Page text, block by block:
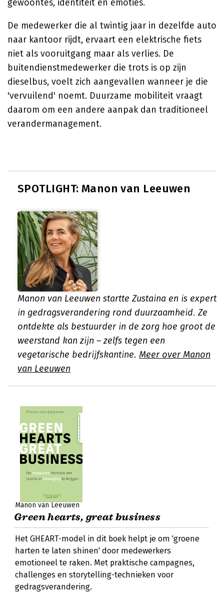
gewoontes, identiteit en emoties.
De medewerker die al twintig jaar in dezelfde auto
naar kantoor rijdt, ervaart een elektrische fiets
niet als vooruitgang maar als verlies. De
buitendienstmedewerker die trots is op zijn
dieselbus, voelt zich aangevallen wanneer je die
'vervuilend' noemt. Duurzame mobiliteit vraagt
daarom om een andere aanpak dan traditioneel
verandermanagement.
SPOTLIGHT: Manon van Leeuwen
Manon van Leeuwen startte Zustaina en is expert
in gedragsverandering rond duurzaamheid. Ze
ontdekte als bestuurder in de zorg hoe groot de
weerstand kan zijn – zelfs tegen een
vegetarische bedrijfskantine. Meer over Manon
van Leeuwen
Manon van Leeuwen
Green hearts, great business
Het GHEART-model in dit boek helpt je om 'groene
harten te laten shinen' door medewerkers
emotioneel te raken. Met praktische campagnes,
challenges en storytelling-technieken voor
gedragsverandering.